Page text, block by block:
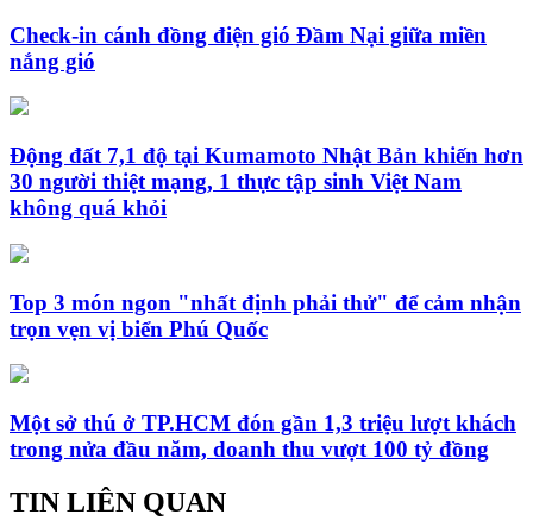
Check-in cánh đồng điện gió Đầm Nại giữa miền
nắng gió
Động đất 7,1 độ tại Kumamoto Nhật Bản khiến hơn
30 người thiệt mạng, 1 thực tập sinh Việt Nam
không quá khỏi
Top 3 món ngon "nhất định phải thử" để cảm nhận
trọn vẹn vị biển Phú Quốc
Một sở thú ở TP.HCM đón gần 1,3 triệu lượt khách
trong nửa đầu năm, doanh thu vượt 100 tỷ đồng
TIN LIÊN QUAN